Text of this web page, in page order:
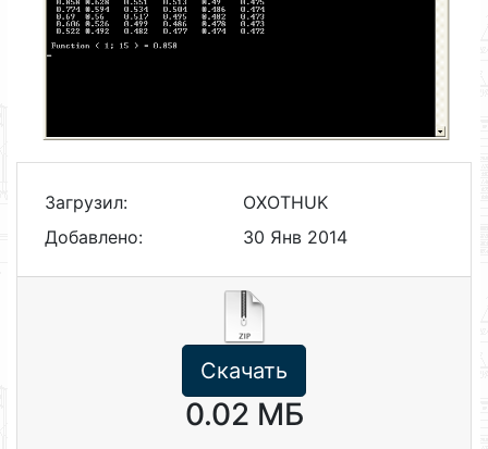
Загрузил:
OXOTHUK
Добавлено:
30 Янв 2014
Скачать
0.02 МБ